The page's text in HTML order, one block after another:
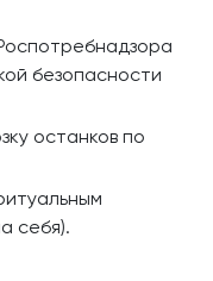
безопасности
останков по
себя).